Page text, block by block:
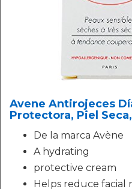
Avene Antirojeces
Protectora, Piel
De la marca Avène
A hydrating
protective cream
Helps reduce facial